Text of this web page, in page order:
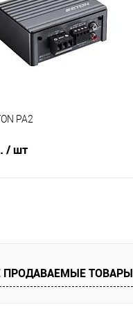
PA2
/ шт
В избранное
ТОВАРЫ